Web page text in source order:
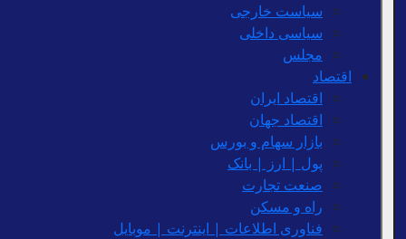
سیاست خارجی
سیاسی داخلی
مجلس
اقتصاد
اقتصاد ایران
اقتصاد جهان
بازار سهام و بورس
پول | ارز | بانک
صنعت تجارت
راه و مسکن
فناوری اطلاعات | اینترنت | موبایل